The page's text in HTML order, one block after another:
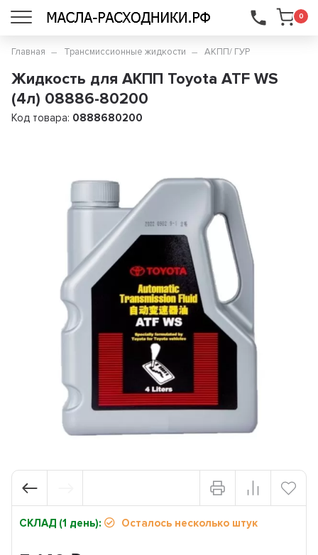
0
...
Главная Трансмиссионные жидкости АКПП/ ГУР
Жидкость для АКПП Toyota ATF WS
(4л) 08886-80200
Код товара: 0888680200
СКЛАД (1 день): Осталось несколько штук